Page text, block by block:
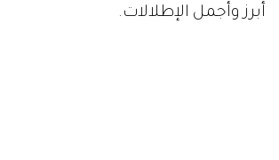
أبرز وأجمل الإطلالات.